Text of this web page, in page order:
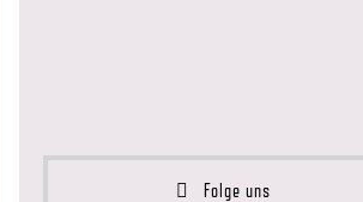
Folge uns